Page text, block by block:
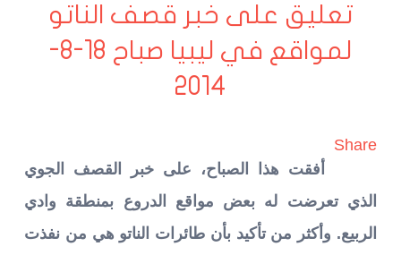
تعليق على خبر قصف الناتو
لمواقع في ليبيا صباح 18-8-
2014
Share
أفقت هذا الصباح، على خبر القصف الجوي
الذي تعرضت له بعض مواقع الدروع بمنطقة وادي
الربيع. وأكثر من تأكيد بأن طائرات الناتو هي من نفذت